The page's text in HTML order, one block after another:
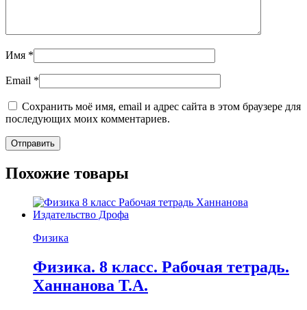
Имя *
Email *
Сохранить моё имя, email и адрес сайта в этом браузере для
последующих моих комментариев.
Похожие товары
Физика
Физика. 8 класс. Рабочая тетрадь.
Ханнанова Т.А.